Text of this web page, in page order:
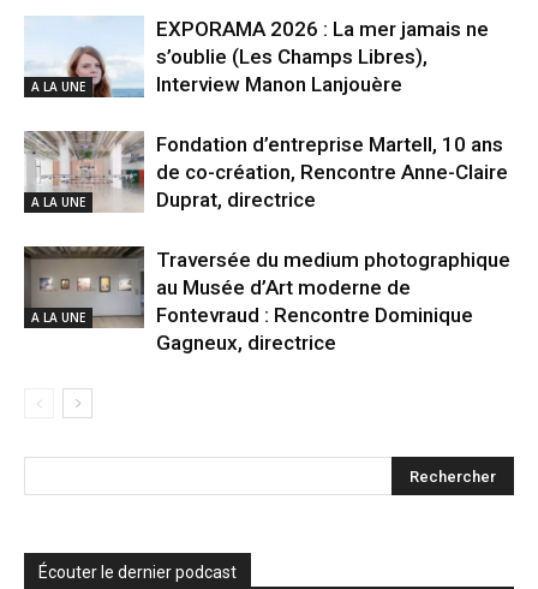
A LA UNE
EXPORAMA 2026 : La mer jamais ne
s’oublie (Les Champs Libres),
Interview Manon Lanjouère
A LA UNE
Fondation d’entreprise Martell, 10 ans
de co-création, Rencontre Anne-Claire
Duprat, directrice
A LA UNE
Traversée du medium photographique
au Musée d’Art moderne de
Fontevraud : Rencontre Dominique
Gagneux, directrice
Écouter le dernier podcast